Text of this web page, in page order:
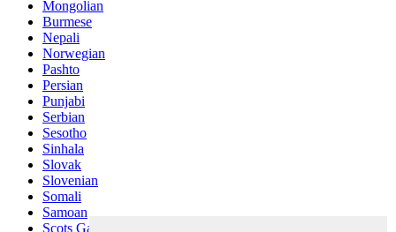
Mongolian
Burmese
Nepali
Norwegian
Pashto
Persian
Punjabi
Serbian
Sesotho
Sinhala
Slovak
Slovenian
Somali
Samoan
Scots Gaelic